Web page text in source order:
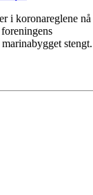
i koronareglene nå